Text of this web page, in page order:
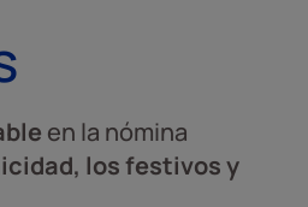
en la nómina
los festivos y